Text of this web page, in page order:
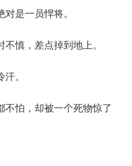
是一员悍将。
慎，差点掉到地上。
。
怕，却被一个死物惊了